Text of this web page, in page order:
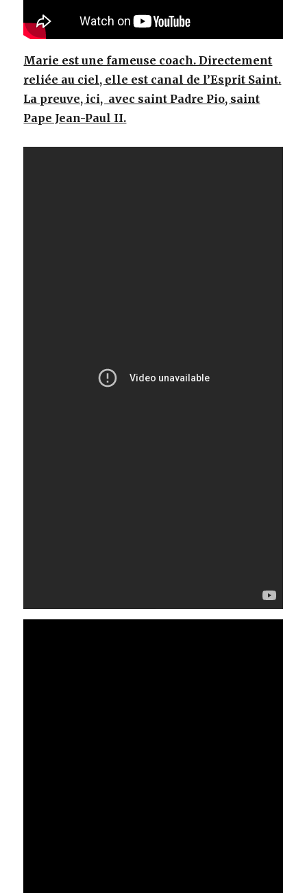
Marie est une fameuse coach. Directement
reliée au ciel, elle est canal de l’Esprit Saint.
La preuve, ici, avec saint Padre Pio, saint
Pape Jean-Paul II.